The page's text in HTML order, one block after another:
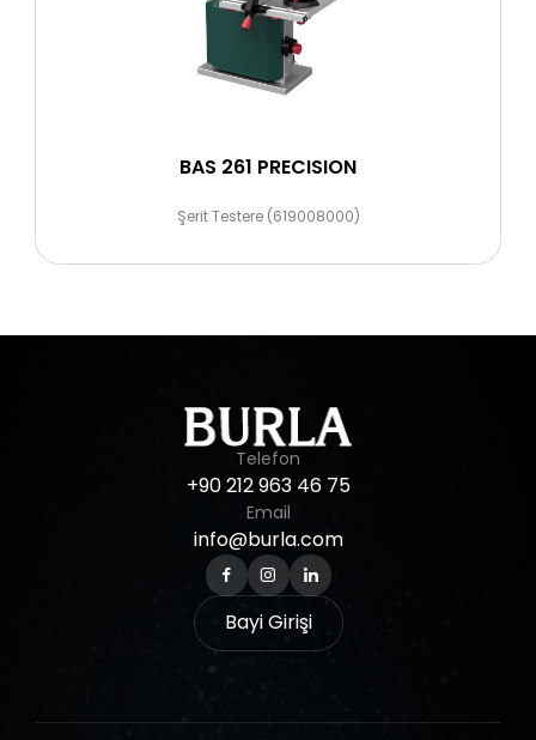
BAS 261 PRECISION
Şerit Testere (619008000)
Telefon
+90212963 46 75
Email
info@burla.com
Bayi Girişi